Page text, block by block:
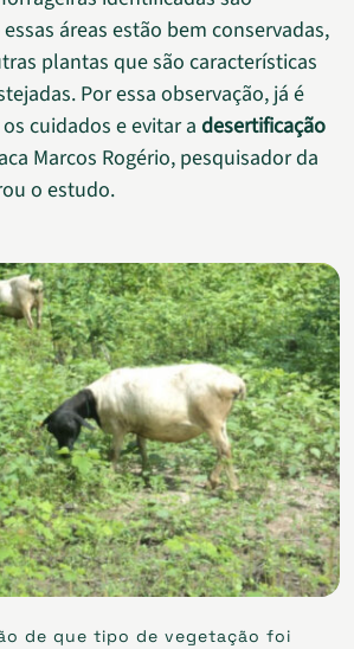
áreas estão bem conservadas,
plantas que são características
Por essa observação, já é
cuidados e evitar a desertificação
Marcos Rogério, pesquisador da
o estudo.
de que tipo de vegetação foi